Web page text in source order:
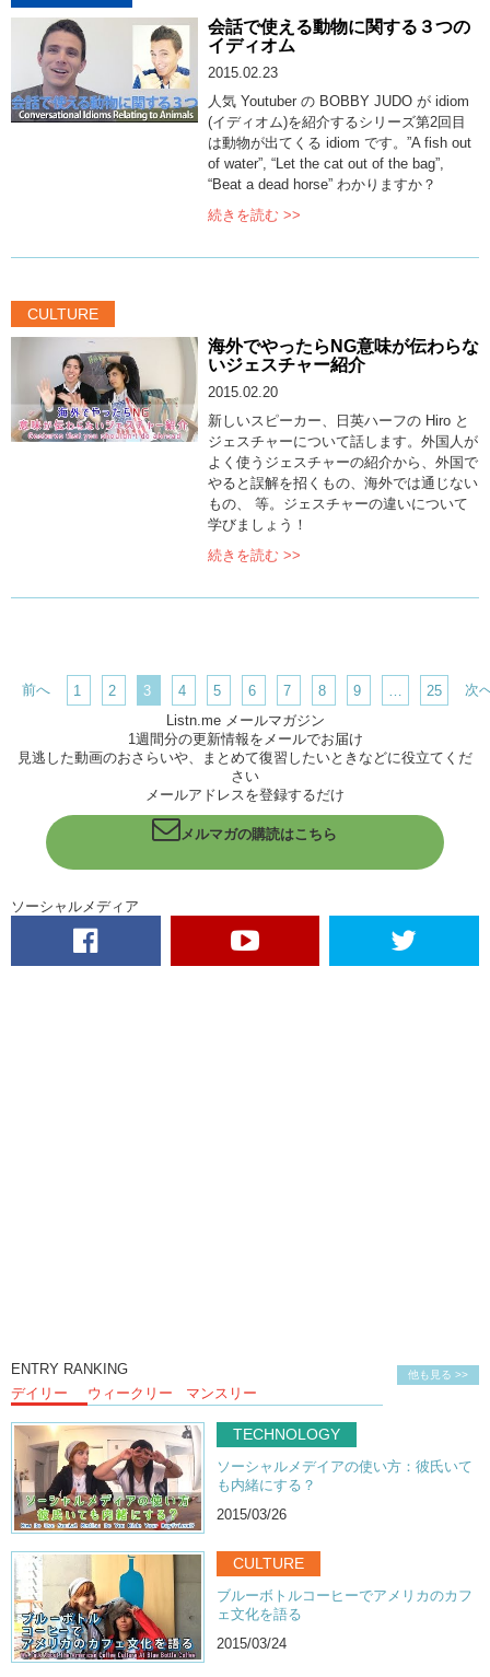
会話で使える動物に関する３つの
イディオム
2015.02.23
人気 Youtuber の BOBBY JUDO が idiom
(イディオム)を紹介するシリーズ第2回目
は動物が出てくる idiom です。”A fish out
of water”, “Let the cat out of the bag”,
“Beat a dead horse” わかりますか？
続きを読む >>
CULTURE
海外でやったらNG意味が伝わらな
いジェスチャー紹介
2015.02.20
新しいスピーカー、日英ハーフの Hiro と
ジェスチャーについて話します。外国人が
よく使うジェスチャーの紹介から、外国で
やると誤解を招くもの、海外では通じない
もの、 等。ジェスチャーの違いについて
学びましょう！
続きを読む >>
前へ 1 2 3 4 5 6 7 8 9 … 25
次
Listn.me メールマガジン
1週間分の更新情報をメールでお届け
見逃した動画のおさらいや、まとめて復習したいときなどに役立てくだ
さい
メールアドレスを登録するだけ
メルマガの購読はこちら
ソーシャルメディア
他も見る >>
ENTRY RANKING
デイリー
ウィークリー マンスリー
TECHNOLOGY
ソーシャルメデイアの使い方：彼氏いて
も内緒にする？
2015/03/26
CULTURE
ブルーボトルコーヒーでアメリカのカフ
ェ文化を語る
2015/03/24